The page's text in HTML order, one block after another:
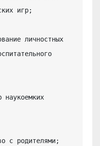
игр;
личностных
наукоемких
с родителями;